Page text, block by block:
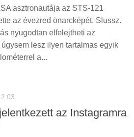
asztronautája az STS-121
az évezred önarcképét. Slussz.
nyugodtan elfelejtheti az
lesz ilyen tartalmas egyik
a...
az Instagramra